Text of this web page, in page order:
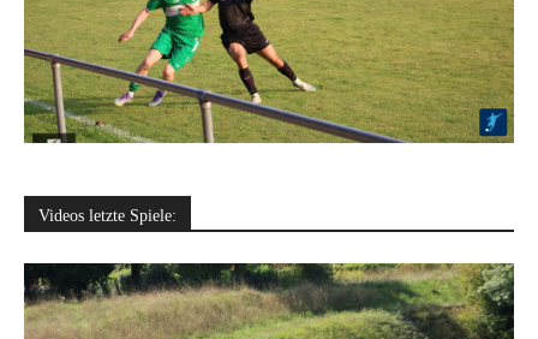
Videos letzte Spiele: